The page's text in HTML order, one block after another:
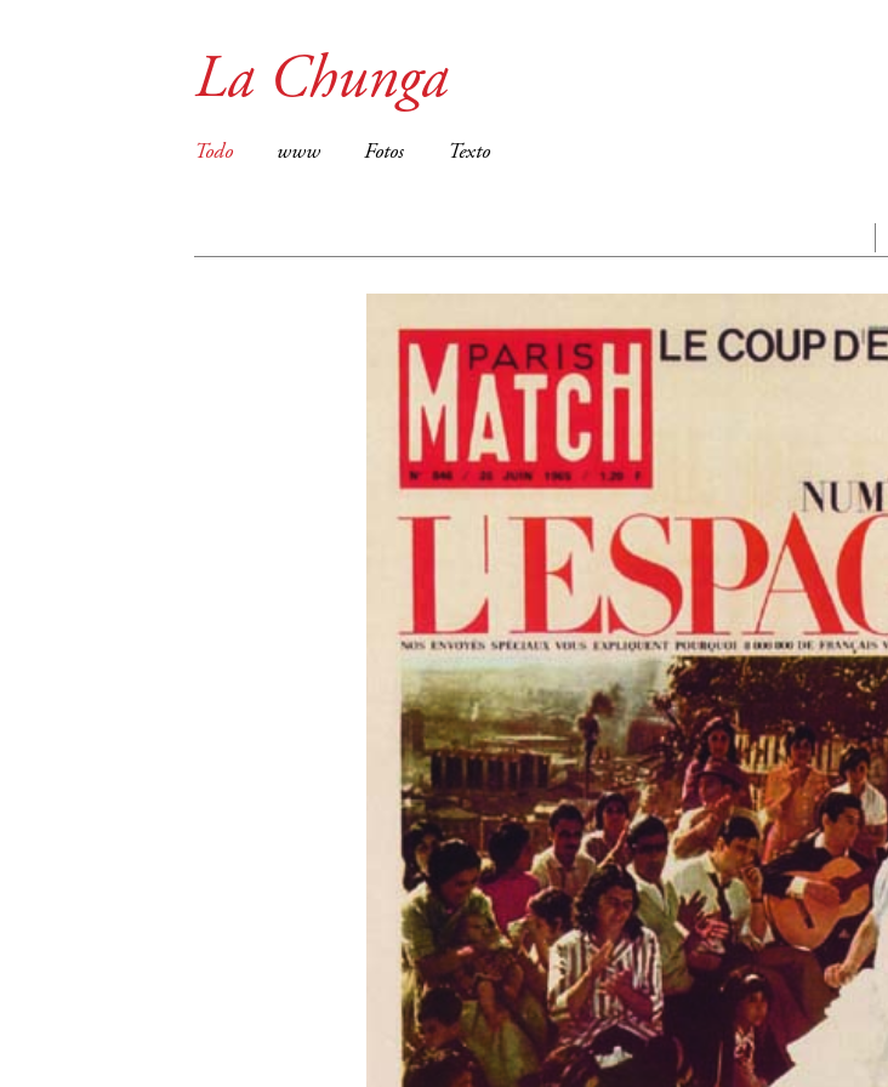
La Chunga
Todo www Fotos Texto